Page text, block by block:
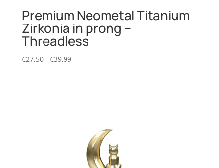
Premium Neometal Titanium
Zirkonia in prong –
Threadless
€27,50 - €39,99Prijsklasse: